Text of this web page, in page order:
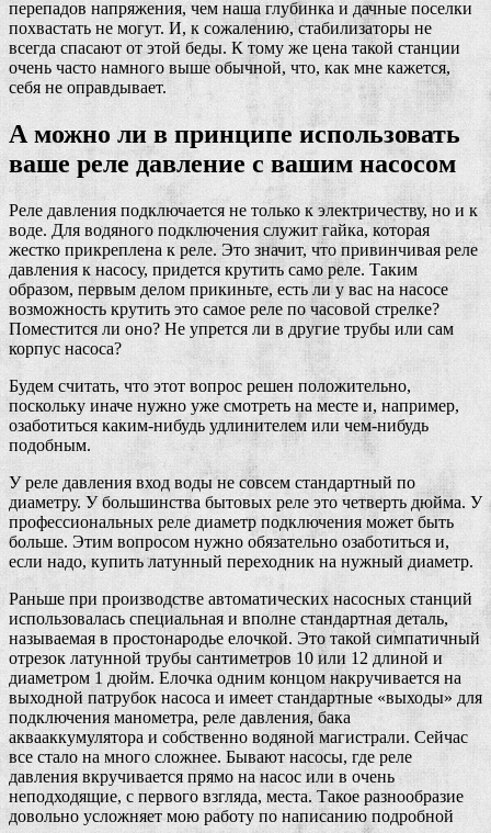
перепадов напряжения, чем наша глубинка и дачные поселки
похвастать не могут. И, к сожалению, стабилизаторы не
всегда спасают от этой беды. К тому же цена такой станции
очень часто намного выше обычной, что, как мне кажется,
себя не оправдывает.
А можно ли в принципе использовать
ваше реле давление с вашим насосом
Реле давления подключается не только к электричеству, но и к
воде. Для водяного подключения служит гайка, которая
жестко прикреплена к реле. Это значит, что привинчивая реле
давления к насосу, придется крутить само реле. Таким
образом, первым делом прикиньте, есть ли у вас на насосе
возможность крутить это самое реле по часовой стрелке?
Поместится ли оно? Не упрется ли в другие трубы или сам
корпус насоса?
Будем считать, что этот вопрос решен положительно,
поскольку иначе нужно уже смотреть на месте и, например,
озаботиться каким-нибудь удлинителем или чем-нибудь
подобным.
У реле давления вход воды не совсем стандартный по
диаметру. У большинства бытовых реле это четверть дюйма. У
профессиональных реле диаметр подключения может быть
больше. Этим вопросом нужно обязательно озаботиться и,
если надо, купить латунный переходник на нужный диаметр.
Раньше при производстве автоматических насосных станций
использовалась специальная и вполне стандартная деталь,
называемая в простонародье елочкой. Это такой симпатичный
отрезок латунной трубы сантиметров 10 или 12 длиной и
диаметром 1 дюйм. Елочка одним концом накручивается на
выходной патрубок насоса и имеет стандартные «выходы» для
подключения манометра, реле давления, бака
аквааккумулятора и собственно водяной магистрали. Сейчас
все стало на много сложнее. Бывают насосы, где реле
давления вкручивается прямо на насос или в очень
неподходящие, с первого взгляда, места. Такое разнообразие
довольно усложняет мою работу по написанию подробной